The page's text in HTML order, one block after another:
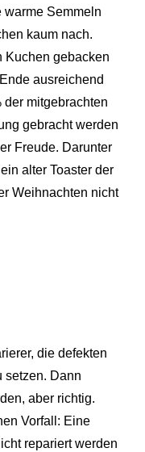
warme Semmeln
kaum nach.
Kuchen gebacken
ausreichend
der mitgebrachten
gebracht werden
Freude. Darunter
alter Toaster der
Weihnachten nicht
die defekten
setzen. Dann
aber richtig.
Vorfall: Eine
repariert werden